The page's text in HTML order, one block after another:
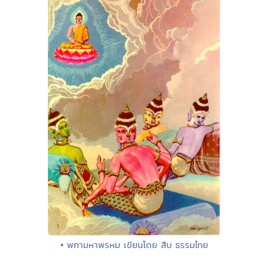
• พกามหาพรหม เขียนโดย สืบ ธรรมไทย